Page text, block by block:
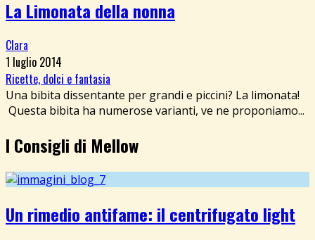
La Limonata della nonna
Clara
1 luglio 2014
Ricette, dolci e fantasia
Una bibita dissentante per grandi e piccini? La limonata!
Questa bibita ha numerose varianti, ve ne proponiamo...
I Consigli di Mellow
Un rimedio antifame: il centrifugato light